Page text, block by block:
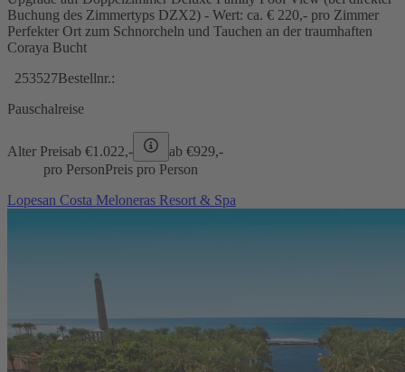
Buchung des Zimmertyps DZX2) - Wert: ca. € 220,- pro Zimmer
Perfekter Ort zum Schnorcheln und Tauchen an der traumhaften
Coraya Bucht
253527Bestellnr.:
Pauschalreise
Alter Preisab €1.022,- ab €929,-
pro PersonPreis pro Person
Lopesan Costa Meloneras Resort & Spa